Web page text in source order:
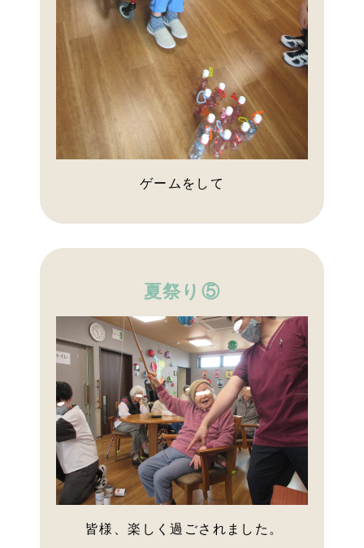
ゲームをして
夏祭り⑤
皆様、楽しく過ごされました。